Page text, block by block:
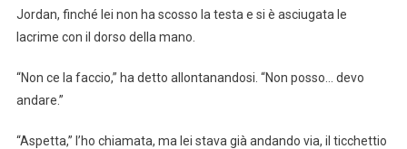
Jordan, finché lei non ha scosso la testa e si è asciugata le
lacrime con il dorso della mano.
“Non ce la faccio,” ha detto allontanandosi. “Non posso… devo
andare.”
“Aspetta,” l’ho chiamata, ma lei stava già andando via, il ticchettio